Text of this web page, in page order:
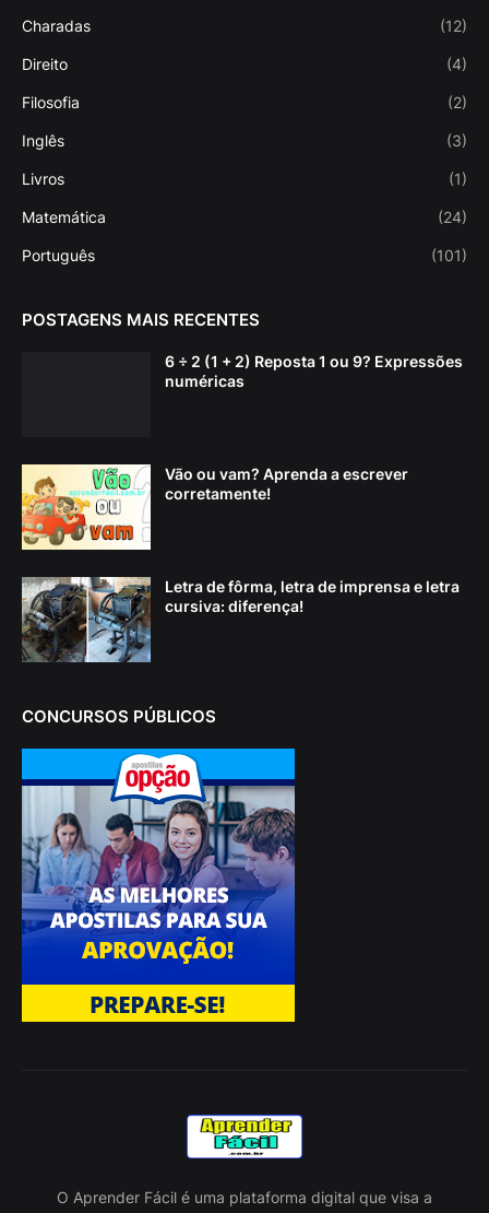
Charadas (12)
Direito (4)
Filosofia (2)
Inglês (3)
Livros (1)
Matemática (24)
Português (101)
POSTAGENS MAIS RECENTES
6 ÷ 2 (1 + 2) Reposta 1 ou 9? Expressões
numéricas
Vão ou vam? Aprenda a escrever
corretamente!
Letra de fôrma, letra de imprensa e letra
cursiva: diferença!
CONCURSOS PÚBLICOS
O Aprender Fácil é uma plataforma digital que visa a